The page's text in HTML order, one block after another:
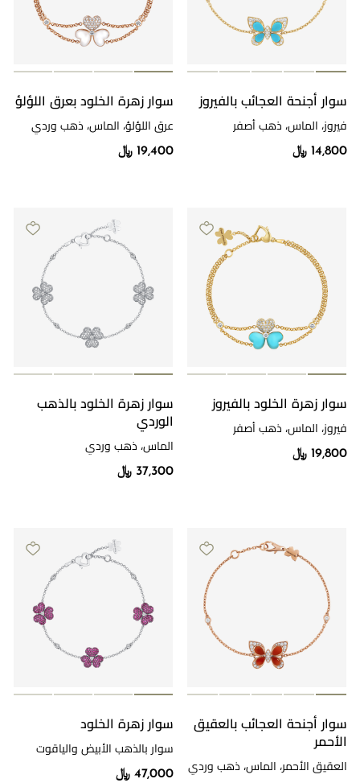
سوار أجنحة العجائب بالفيروز
فيروز، الماس، ذهب أصفر
14,800 ﷼
سوار زهرة الخلود بعرق اللؤلؤ
عرق اللؤلؤ، الماس، ذهب وردي
19,400 ﷼
سوار زهرة الخلود بالفيروز
فيروز، الماس، ذهب أصفر
19,800 ﷼
سوار زهرة الخلود بالذهب
الوردي
الماس، ذهب وردي
37,300 ﷼
سوار أجنحة العجائب بالعقيق
الأحمر
العقيق الأحمر، الماس، ذهب وردي
سوار زهرة الخلود
سوار بالذهب الأبيض والياقوت
47,000 ﷼